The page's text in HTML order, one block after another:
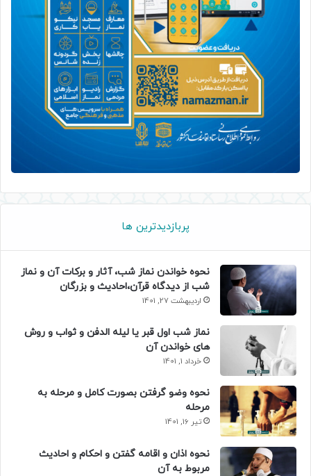
پربازدیدترین ها
نحوه خواندن نماز شب، آثار و برکات آن و نماز
شب از دیدگاه قرآن،احادیث و بزرگان
اردیبهشت 27, 1401
نماز شب اول قبر یا لیله الدفن و ثواب و روش
های خواندن آن
خرداد 1, 1401
نحوه وضو گرفتن بصورت کامل و مرحله به
مرحله
تیر 16, 1401
نحوه اذان و اقامه گفتن و احکام و احادیث
مربوط به آن